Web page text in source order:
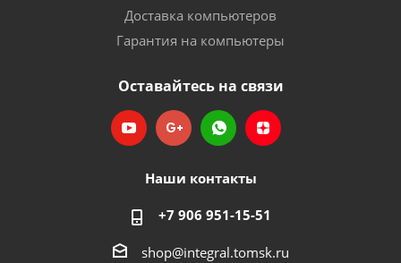
Доставка компьютеров
Гарантия на компьютеры
Оставайтесь на связи
Наши контакты
+7 906 951-15-51
shop@integral.tomsk.ru